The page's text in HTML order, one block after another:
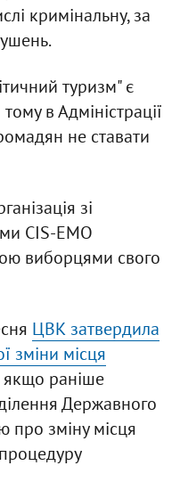
кримінальну, за
туризм" є
в Адміністрації
не ставати
зі
CIS-EMO
виборцями свого
ЦВК затвердила
зміни місця
якщо раніше
Державного
про зміну місця